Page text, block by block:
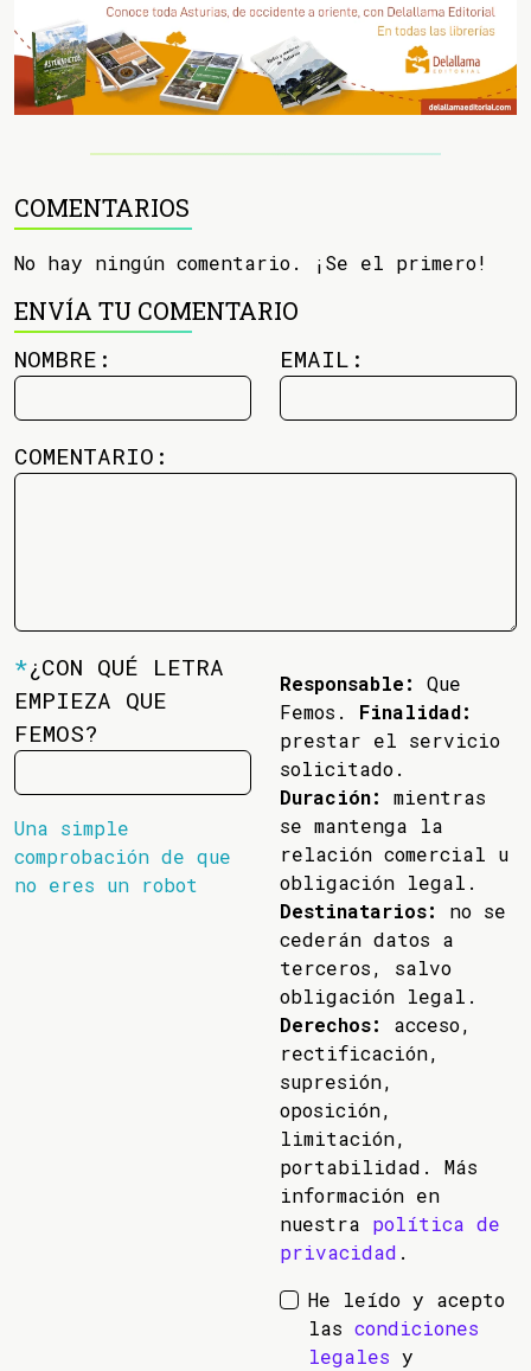
COMENTARIOS
No hay ningún comentario. ¡Se el primero!
ENVÍA TU COMENTARIO
NOMBRE: EMAIL:
COMENTARIO:
*¿CON QUÉ LETRA
EMPIEZA QUE
FEMOS?
Una simple
comprobación de que
no eres un robot
Responsable:
Que
Femos. Finalidad:
prestar el servicio
solicitado.
Duración:
mientras
se mantenga la
relación comercial u
obligación legal.
Destinatarios:
no se
cederán datos a
terceros, salvo
obligación legal.
Derechos:
acceso,
rectificación,
supresión,
oposición,
limitación,
portabilidad. Más
información en
nuestra política de
privacidad .
He leído y acepto
las condiciones
legales y